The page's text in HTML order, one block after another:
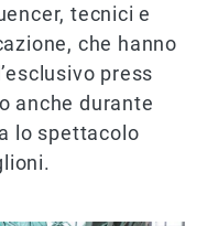
tecnici e
che hanno
press
anche durante
lo spettacolo